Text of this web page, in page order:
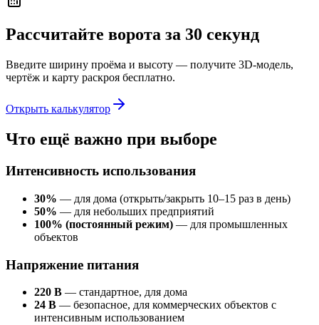
Рассчитайте ворота за 30 секунд
Введите ширину проёма и высоту — получите 3D-модель,
чертёж и карту раскроя бесплатно.
Открыть калькулятор
Что ещё важно при выборе
Интенсивность использования
30% — для дома (открыть/закрыть 10–15 раз в день)
50% — для небольших предприятий
100% (постоянный режим) — для промышленных
объектов
Напряжение питания
220 В — стандартное, для дома
24 В — безопасное, для коммерческих объектов с
интенсивным использованием